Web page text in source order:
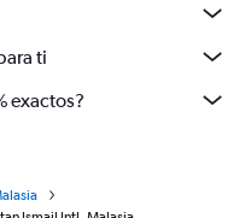
ti
exactos?